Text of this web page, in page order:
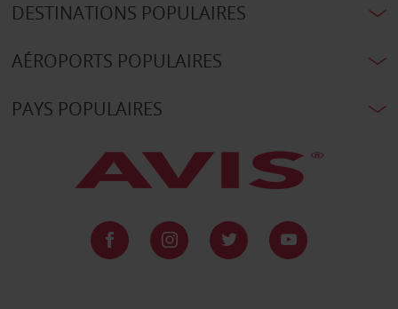
DESTINATIONS POPULAIRES
AÉROPORTS POPULAIRES
PAYS POPULAIRES